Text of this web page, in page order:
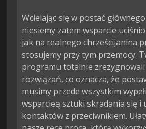
Wcielając się w postać
niesiemy zatem wsparcie
jak na realnego chrześcijanina
stosujemy przy tym przemocy.
programu totalnie zrezygnowali
rozwiązań, co oznacza, że
musimy przede wszystkim
wsparcieą sztuki skradania się i
kontaktów z przeciwnikiem.